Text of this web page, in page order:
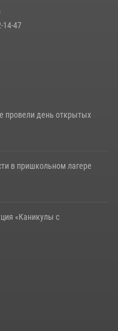
14-47
провели день открытых
в пришкольном лагере
«Каникулы с